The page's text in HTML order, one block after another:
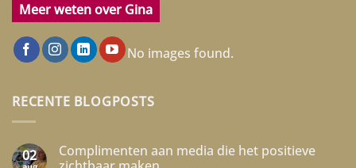
Meer weten over Gina
No images found.
RECENTE BLOGPOSTS
02
Complimenten aan media die het positieve